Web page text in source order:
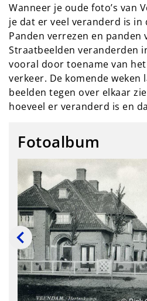
Wanneer je oude foto’s van
je dat er veel veranderd is in
Panden verrezen en panden
Straatbeelden veranderden
vooral door toename van
verkeer. De komende weken
beelden tegen over elkaar
hoeveel er veranderd is en
Fotoalbum